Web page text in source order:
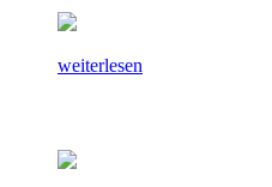
weiterlesen